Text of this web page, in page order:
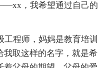
，我希望通过自己的
程师，妈妈是教育培训
我取这样的名字，就是希